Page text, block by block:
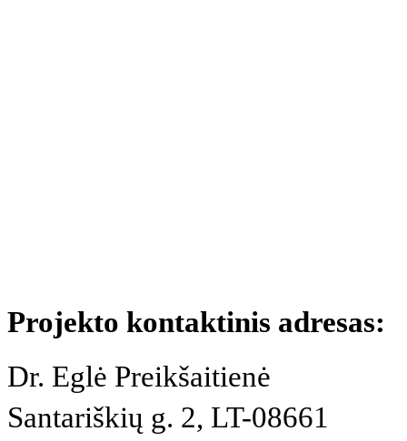
Projekto kontaktinis adresas:
Dr. Eglė Preikšaitienė
Santariškių g. 2, LT-08661